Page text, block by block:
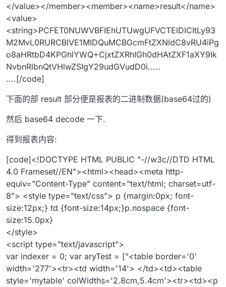
</value></member><member><name>result</name>
<value>
<string>PCFET0NUWVBFIEhUTUwgUFVCTElDICItLy93
M2MvL0RURCBIVE1MIDQuMCBGcmFtZXNldC8vRU4iPg
o8aHRtbD4KPGhlYWQ+CjxtZXRhIGh0dHAtZXF1aXY9Ik
NvbnRlbnQtVHlwZSIgY29udGVudD0i.....
....[/code]
下面的部 result 部分便是报表的二进制数据(base64过的)
然后 base64 decode 一下.
得到报表内容:
[code]<!DOCTYPE HTML PUBLIC "-//w3c//DTD HTML
4.0 Frameset//EN"><html><head><meta http-
equiv="Content-Type" content="text/html; charset=utf-
8"> <style type="text/css"> p {margin:0px; font-
size:12px;} td {font-size:14px;}p.nospace {font-
size:15.0px}
</style>
<script type="text/javascript">
var indexer = 0; var aryTest = ["<table border='0'
width='277'><tr><td width='14'> </td><td><table
style='mytable' colWidths='2.8cm,5.4cm'><tr><td><p